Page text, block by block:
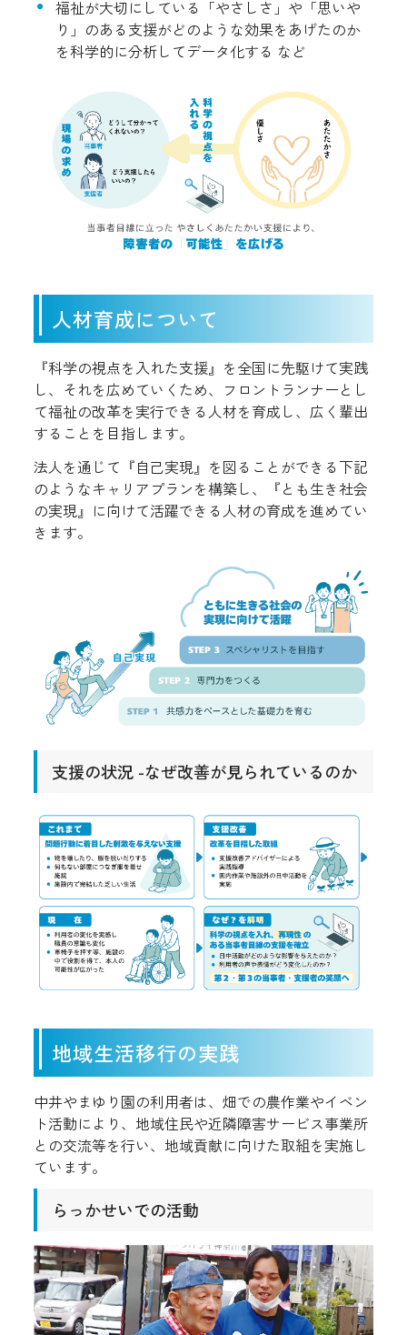
福祉が大切にしている「やさしさ」や「思いや
り」のある支援がどのような効果をあげたのか
を科学的に分析してデータ化する など
人材育成について
『科学の視点を入れた支援』を全国に先駆けて実践
し、それを広めていくため、フロントランナーとし
て福祉の改革を実行できる人材を育成し、広く輩出
することを目指します。
法人を通じて『自己実現』を図ることができる下記
のようなキャリアプランを構築し、『とも生き社会
の実現』に向けて活躍できる人材の育成を進めてい
きます。
支援の状況 -なぜ改善が見られているのか
地域生活移行の実践
中井やまゆり園の利用者は、畑での農作業やイベン
ト活動により、地域住民や近隣障害サービス事業所
との交流等を行い、地域貢献に向けた取組を実施し
ています。
らっかせいでの活動